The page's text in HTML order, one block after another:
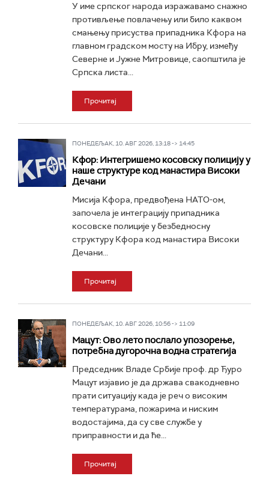
У име српског народа изражавамо снажно
противљење повлачењу или било каквом
смањењу присуства припадника Кфора на
главном градском мосту на Ибру, између
Северне и Јужне Митровице, саопштила је
Српска листа...
Прочитај
ПОНЕДЕЉАК, 10. АВГ 2026, 13:18 -> 14:45
Кфор: Интегришемо косовску полицију у
наше структуре код манастира Високи
Дечани
Мисија Кфора, предвођена НАТО-ом,
започела је интеграцију припадника
косовске полиције у безбедносну
структуру Кфора код манастира Високи
Дечани...
Прочитај
ПОНЕДЕЉАК, 10. АВГ 2026, 10:56 -> 11:09
Мацут: Ово лето послало упозорење,
потребна дугорочна водна стратегија
Председник Владе Србије проф. др Ђуро
Мацут изјавио је да држава свакодневно
прати ситуацију када је реч о високим
температурама, пожарима и ниским
водостајима, да су све службе у
приправности и да ће...
Прочитај